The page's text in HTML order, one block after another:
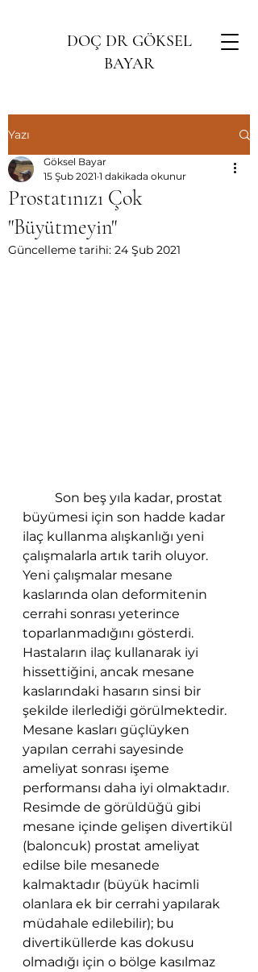
DOÇ DR GÖKSEL
BAYAR
Yazı
Prostatınızı Çok
"Büyütmeyin"
Göksel Bayar
15 Şub 2021 1 dakikada okunur
Güncelleme tarihi: 24 Şub 2021
büyümesi için son hadde kadar
ilaç kullanma alışkanlığı yeni
çalışmalarla artık tarih oluyor.
Yeni çalışmalar mesane
kaslarında olan deformitenin
cerrahi sonrası yeterince
toparlanmadığını gösterdi.
Hastaların ilaç kullanarak iyi
hissettiğini, ancak mesane
kaslarındaki hasarın sinsi bir
şekilde ilerlediği görülmektedir.
Mesane kasları güçlüyken
yapılan cerrahi sayesinde
ameliyat sonrası işeme
performansı daha iyi olmaktadır.
Resimde de görüldüğü gibi
mesane içinde gelişen divertikül
(baloncuk) prostat ameliyat
edilse bile mesanede
kalmaktadır (büyük hacimli
olanlara ek bir cerrahi yapılarak
müdahale edilebilir); bu
divertiküllerde kas dokusu
olmadığı için o bölge kasılmaz